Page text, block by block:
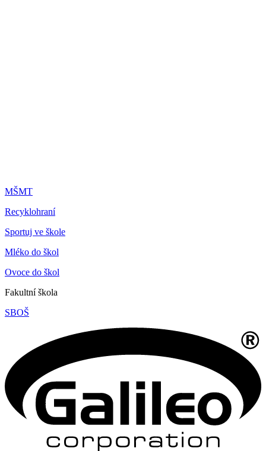
MŠMT
Recyklohraní
Sportuj ve škole
Mléko do škol
Ovoce do škol
Fakultní škola
SBOŠ